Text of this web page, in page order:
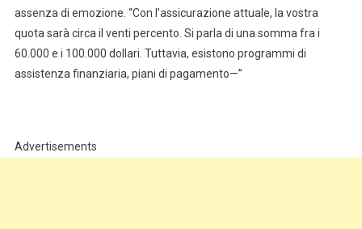
assenza di emozione. “Con l’assicurazione attuale, la vostra
quota sarà circa il venti percento. Si parla di una somma fra i
60.000 e i 100.000 dollari. Tuttavia, esistono programmi di
assistenza finanziaria, piani di pagamento—”
Advertisements